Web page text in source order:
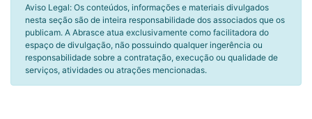
Aviso Legal: Os conteúdos, informações e materiais divulgados
nesta seção são de inteira responsabilidade dos associados que os
publicam. A Abrasce atua exclusivamente como facilitadora do
espaço de divulgação, não possuindo qualquer ingerência ou
responsabilidade sobre a contratação, execução ou qualidade de
serviços, atividades ou atrações mencionadas.